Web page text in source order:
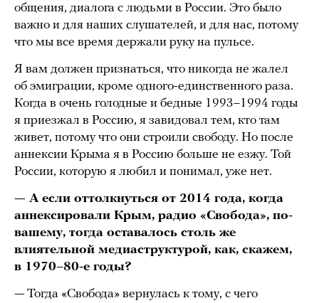
общения, диалога с людьми в России. Это было
важно и для наших слушателей, и для нас, потому
что мы все время держали руку на пульсе.
Я вам должен признаться, что никогда не жалел
об эмиграции, кроме одного-единственного раза.
Когда в очень голодные и бедные 1993–1994 годы
я приезжал в Россию, я завидовал тем, кто там
живет, потому что они строили свободу. Но после
аннексии Крыма я в Россию больше не езжу. Той
России, которую я любил и понимал, уже нет.
— А если оттолкнуться от 2014 года, когда
аннексировали Крым, радио «Свобода», по-
вашему, тогда оставалось столь же
влиятельной медиаструктурой, как, скажем,
в 1970–80-е годы?
— Тогда «Свобода» вернулась к тому, с чего